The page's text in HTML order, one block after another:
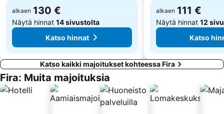
alkaen 130 €
Näytä hinnat 14 sivustolta
Katso hinnat
alkaen 111 €
Näytä hinnat 12
Katso
Katso kaikki majoitukset kohteessa Fira
Fira: Muita majoituksia